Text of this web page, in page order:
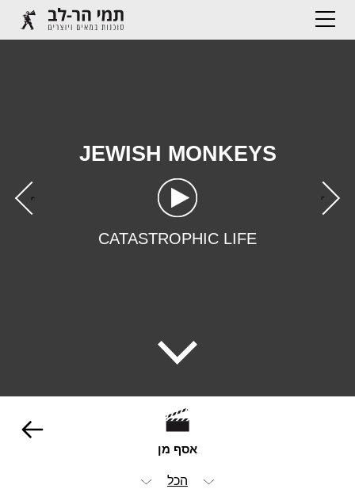
JEWISH MONKEYS
CATASTROPHIC LIFE
‹
›
אסף מן
הכל